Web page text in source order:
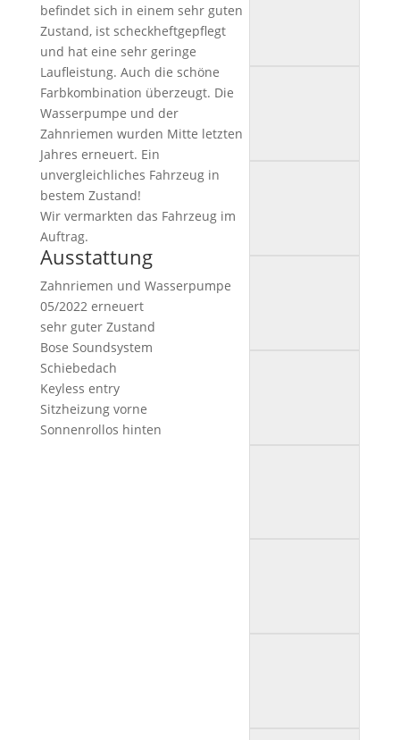
befindet sich in einem sehr guten
Zustand, ist scheckheftgepflegt
und hat eine sehr geringe
Laufleistung. Auch die schöne
Farbkombination überzeugt. Die
Wasserpumpe und der
Zahnriemen wurden Mitte letzten
Jahres erneuert. Ein
unvergleichliches Fahrzeug in
bestem Zustand!
Wir vermarkten das Fahrzeug im
Auftrag.
Ausstattung
Zahnriemen und Wasserpumpe
05/2022 erneuert
sehr guter Zustand
Bose Soundsystem
Schiebedach
Keyless entry
Sitzheizung vorne
Sonnenrollos hinten